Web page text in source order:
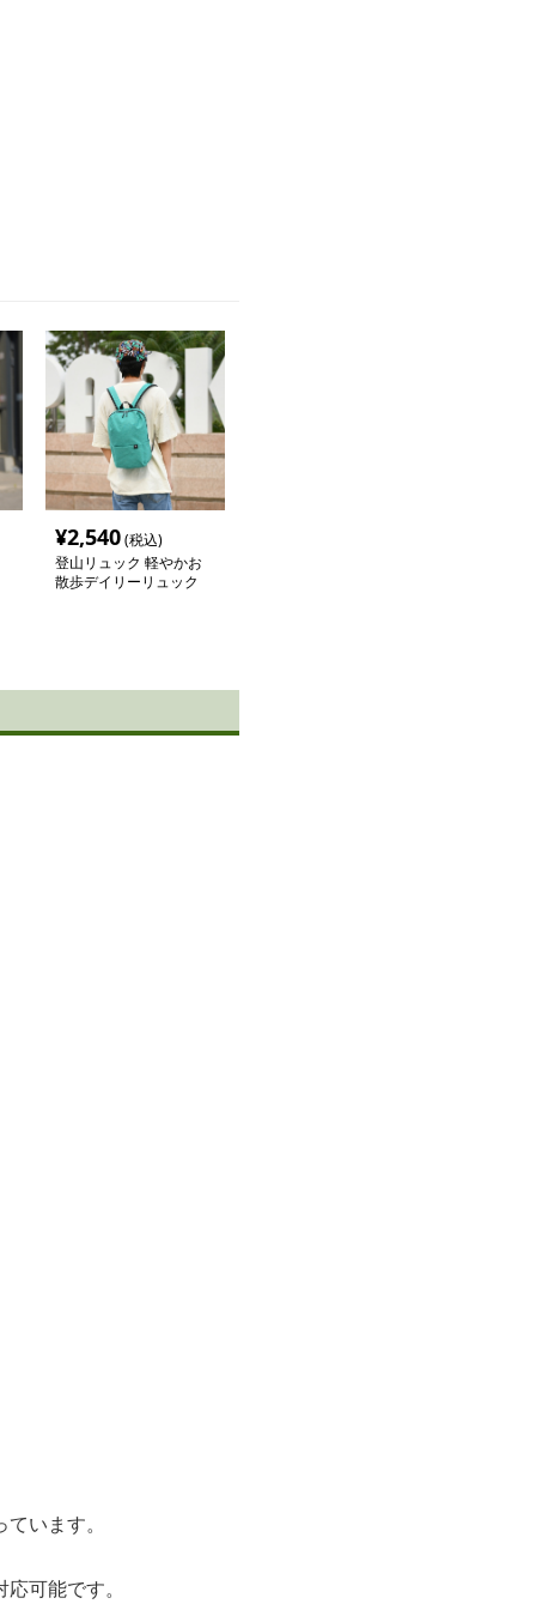
¥2,540(税込)
登山リュック 軽やかお
散歩デイリーリュック
います。
可能です。